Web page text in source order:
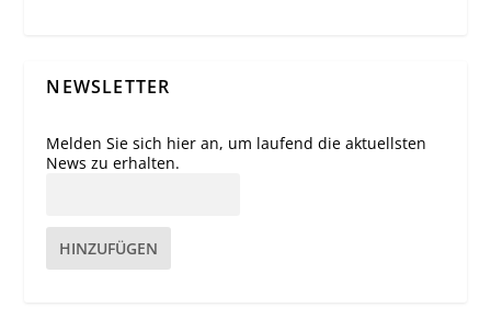
NEWSLETTER
Melden Sie sich hier an, um laufend die aktuellsten
News zu erhalten.
HINZUFÜGEN